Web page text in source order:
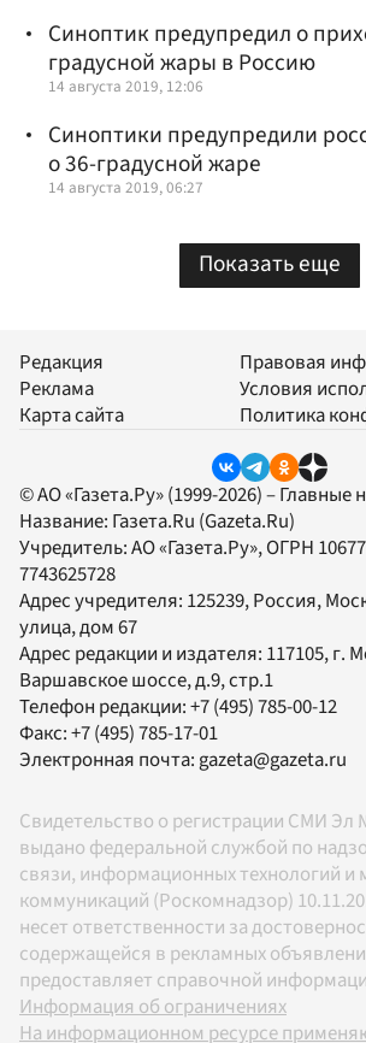
Синоптик предупредил о
градусной жары в Россию
14 августа 2019, 12:06
Синоптики предупредили
о 36-градусной жаре
14 августа 2019, 06:27
Показать еще
Редакция
Реклама
Карта сайта
Правовая
Условия
Политика
© АО «Газета.Ру» (1999-2026) – Главные
Название: Газета.Ru (Gazeta.Ru)
Учредитель:АО «Газета.Ру», ОГРН
7743625728
Адрес учредителя: 125239, Россия,
улица, дом 67
Адрес редакции и издателя: 117105, г.
Варшавское шоссе, д.9, стр.1
Телефон редакции:+7 (495) 785-00-12
Факс:+7 (495) 785-17-01
Электронная почта:gazeta@gazeta.ru
Свидетельство о регистрации СМИ Эл
выдано федеральной службой по
связи, информационных технологий и
коммуникаций (Роскомнадзор)
несет ответственности за
содержащейся в рекламных
предоставляет справочной
Информация об ограничениях
На информационном ресурсе